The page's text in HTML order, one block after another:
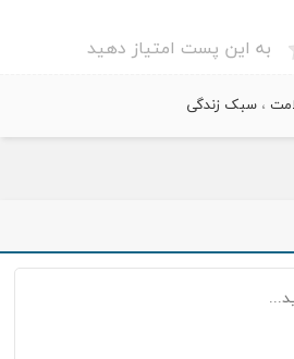
به این پست امتیاز دهید
،سبک زندگی